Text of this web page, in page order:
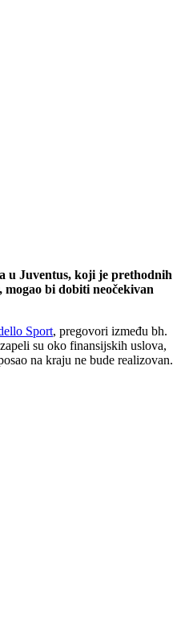
u Juventus, koji je prethodnih
mogao bi dobiti neočekivan
Sport, pregovori između bh.
su oko finansijskih uslova,
na kraju ne bude realizovan.